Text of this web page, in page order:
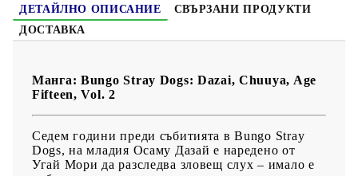
ДЕТАЙЛНО ОПИСАНИЕ
СВЪРЗАНИ ПРОДУКТИ
ДОСТАВКА
Манга: Bungo Stray Dogs: Dazai, Chuuya, Age
Fifteen, Vol. 2
Седем години преди събитията в Bungo Stray
Dogs, на младия Осаму Дазай е наредено от
Угай Мори да разследва зловещ слух – имало е